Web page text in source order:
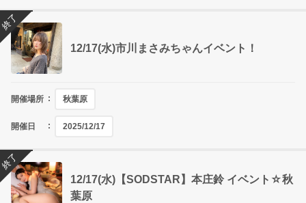
12/17(水)市川まさみちゃんイベント！
開催場所 秋葉原
開催日 2025/12/17
終了
12/17(水)【SODSTAR】本庄鈴 イベント☆秋
葉原
終了